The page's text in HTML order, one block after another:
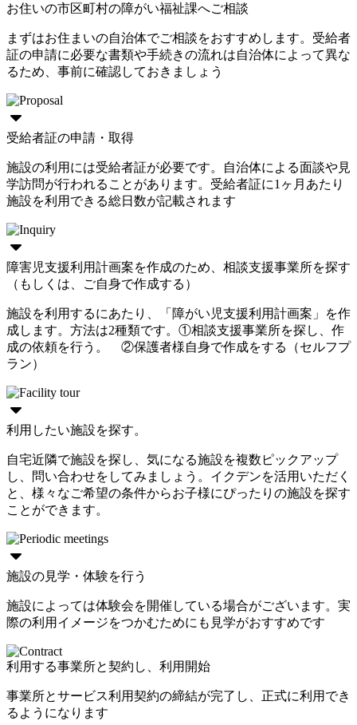
お住いの市区町村の障がい福祉課へご相談
まずはお住まいの自治体でご相談をおすすめします。受給者
証の申請に必要な書類や手続きの流れは自治体によって異な
るため、事前に確認しておきましょう
受給者証の申請・取得
施設の利用には受給者証が必要です。自治体による面談や見
学訪問が行われることがあります。受給者証に1ヶ月あたり
施設を利用できる総日数が記載されます
障害児支援利用計画案を作成のため、相談支援事業所を探す
（もしくは、ご自身で作成する）
施設を利用するにあたり、「障がい児支援利用計画案」を作
成します。方法は2種類です。①相談支援事業所を探し、作
成の依頼を行う。 ②保護者様自身で作成をする（セルフプ
ラン）
利用したい施設を探す。
自宅近隣で施設を探し、気になる施設を複数ピックアップ
し、問い合わせをしてみましょう。イクデンを活用いただく
と、様々なご希望の条件からお子様にぴったりの施設を探す
ことができます。
施設の見学・体験を行う
施設によっては体験会を開催している場合がございます。実
際の利用イメージをつかむためにも見学がおすすめです
利用する事業所と契約し、利用開始
事業所とサービス利用契約の締結が完了し、正式に利用でき
るようになります